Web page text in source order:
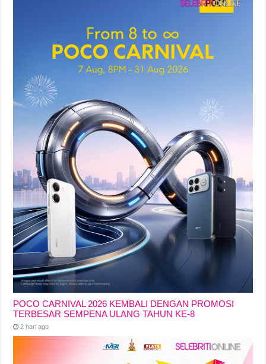
POCO CARNIVAL 2026 KEMBALI DENGAN PROMOSI
TERBESAR SEMPENA ULANG TAHUN KE-8
2 hari ago